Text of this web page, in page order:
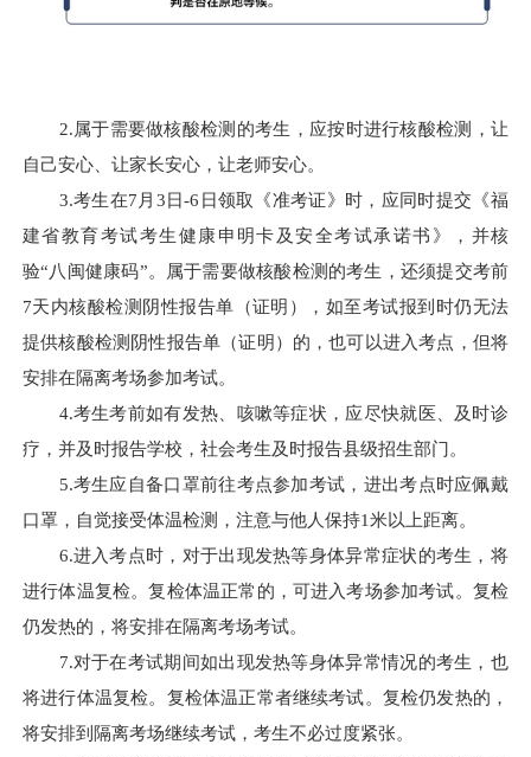
2.属于需要做核酸检测的考生，应按时进行核酸检测，让
自己安心、让家长安心，让老师安心。
3.考生在7月3日-6日领取《准考证》时，应同时提交《福
建省教育考试考生健康申明卡及安全考试承诺书》，并核
验“八闽健康码”。属于需要做核酸检测的考生，还须提交考前
7天内核酸检测阴性报告单（证明），如至考试报到时仍无法
提供核酸检测阴性报告单（证明）的，也可以进入考点，但将
安排在隔离考场参加考试。
4.考生考前如有发热、咳嗽等症状，应尽快就医、及时诊
疗，并及时报告学校，社会考生及时报告县级招生部门。
5.考生应自备口罩前往考点参加考试，进出考点时应佩戴
口罩，自觉接受体温检测，注意与他人保持1米以上距离。
6.进入考点时，对于出现发热等身体异常症状的考生，将
进行体温复检。复检体温正常的，可进入考场参加考试。复检
仍发热的，将安排在隔离考场考试。
7.对于在考试期间如出现发热等身体异常情况的考生，也
将进行体温复检。复检体温正常者继续考试。复检仍发热的，
将安排到隔离考场继续考试，考生不必过度紧张。